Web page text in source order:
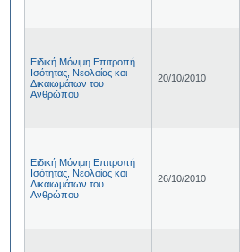
Ειδική Μόνιμη Επιτροπή
Ισότητας, Νεολαίας και
Δικαιωμάτων του
Ανθρώπου
20/10/2010
Ειδική Μόνιμη Επιτροπή
Ισότητας, Νεολαίας και
Δικαιωμάτων του
Ανθρώπου
26/10/2010